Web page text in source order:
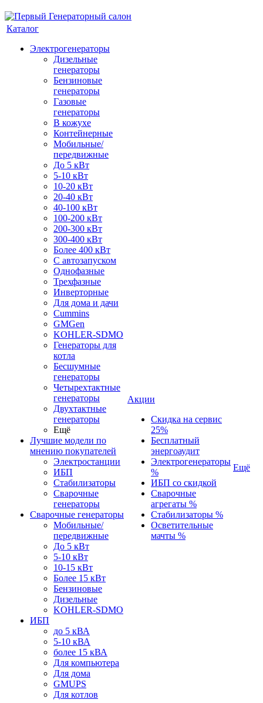
Каталог
Электрогенераторы
Дизельные
генераторы
Бензиновые
генераторы
Газовые
генераторы
В кожухе
Контейнерные
Мобильные/
передвижные
До 5 кВт
5-10 кВт
10-20 кВт
20-40 кВт
40-100 кВт
100-200 кВт
200-300 кВт
300-400 кВт
Более 400 кВт
С автозапуском
Однофазные
Трехфазные
Инверторные
Для дома и дачи
Cummins
GMGen
KOHLER-SDMO
Генераторы для
котла
Бесшумные
генераторы
Четырехтактные
генераторы
Двухтактные
генераторы
Ещё
Лучшие модели по
мнению покупателей
Электростанции
ИБП
Стабилизаторы
Сварочные
генераторы
Сварочные генераторы
Мобильные/
передвижные
До 5 кВт
5-10 кВт
10-15 кВт
Более 15 кВт
Бензиновые
Дизельные
KOHLER-SDMO
ИБП
до 5 кВА
5-10 кВА
более 15 кВА
Для компьютера
Для дома
GMUPS
Для котлов
Акции
Скидка на сервис
25%
Бесплатный
энергоаудит
Электрогенераторы
%
ИБП со скидкой
Сварочные
агрегаты %
Стабилизаторы %
Осветительные
мачты %
Ещё